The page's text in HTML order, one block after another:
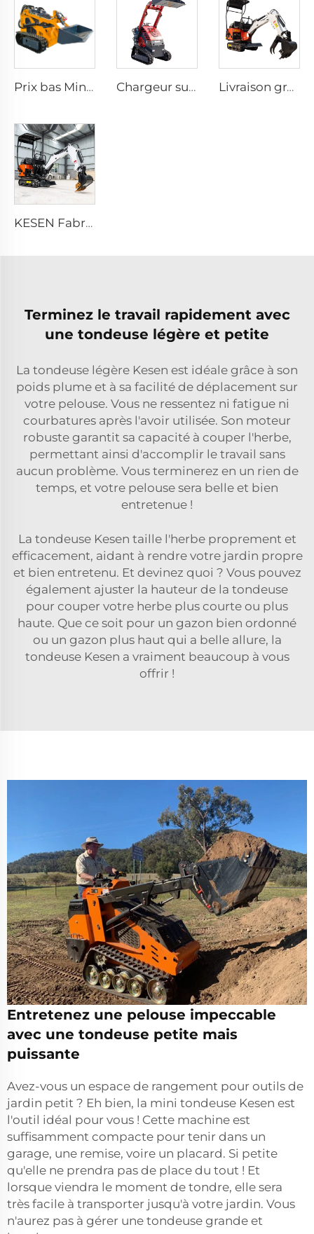
Prix bas Mini Chargeur Compact Multi Fonctionnel à Glissement Électrique avec Roues Petites Pelles Hydrauliques sur Chenilles Chargeur sur Chenilles Mini Diesel pour Jardin Conforme aux Normes Internationales CE EPA avec Pièces Détachables Livraison gratuite ! Mini-pelle 3.5 tonnes 1 tonne 2 tonnes Moteur Kubota Pelleteuse Mini Chinoise Petite machine de terrassement
KESEN Fabricant le moins cher de mini-pelles 3.5 tonnes pour exploitation agricole, petite pelleteuse Micro Bagger 2 tonnes 3 tonnes Mini Pelleteuse
Terminez le travail rapidement avec
une tondeuse légère et petite
La tondeuse légère Kesen est idéale grâce à son
poids plume et à sa facilité de déplacement sur
votre pelouse. Vous ne ressentez ni fatigue ni
courbatures après l'avoir utilisée. Son moteur
robuste garantit sa capacité à couper l'herbe,
permettant ainsi d'accomplir le travail sans
aucun problème. Vous terminerez en un rien de
temps, et votre pelouse sera belle et bien
entretenue !
La tondeuse Kesen taille l'herbe proprement et
efficacement, aidant à rendre votre jardin propre
et bien entretenu. Et devinez quoi ? Vous pouvez
également ajuster la hauteur de la tondeuse
pour couper votre herbe plus courte ou plus
haute. Que ce soit pour un gazon bien ordonné
ou un gazon plus haut qui a belle allure, la
tondeuse Kesen a vraiment beaucoup à vous
offrir !
Entretenez une pelouse impeccable
avec une tondeuse petite mais
puissante
Avez-vous un espace de rangement pour outils de
jardin petit ? Eh bien, la mini tondeuse Kesen est
l'outil idéal pour vous ! Cette machine est
suffisamment compacte pour tenir dans un
garage, une remise, voire un placard. Si petite
qu'elle ne prendra pas de place du tout ! Et
lorsque viendra le moment de tondre, elle sera
très facile à transporter jusqu'à votre jardin. Vous
n'aurez pas à gérer une tondeuse grande et